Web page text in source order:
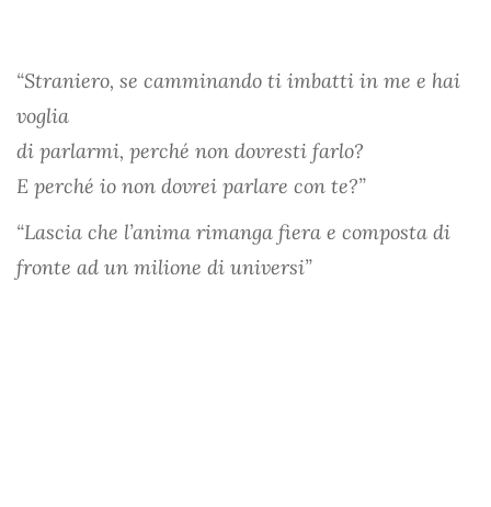
“Straniero, se camminando ti imbatti in me e hai
voglia
di parlarmi, perché non dovresti farlo?
E perché io non dovrei parlare con te?”
“Lascia che l’anima rimanga fiera e composta di
fronte ad un milione di universi”